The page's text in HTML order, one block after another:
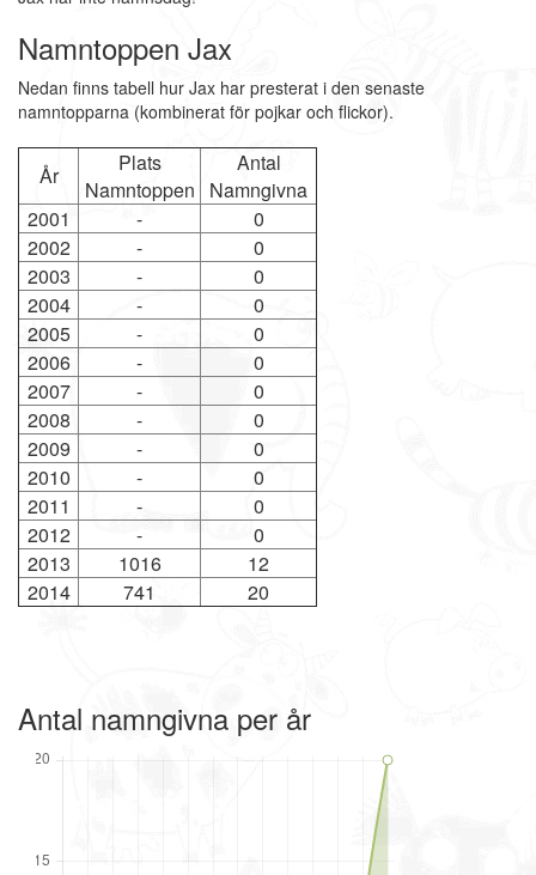
Namntoppen Jax
Nedan finns tabell hur Jax har presterat i den senaste
namntopparna (kombinerat för pojkar och flickor).
År
Plats
Namntoppen
Antal
Namngivna
2001
-
0
2002
-
0
2003
-
0
2004
-
0
2005
-
0
2006
-
0
2007
-
0
2008
-
0
2009
-
0
2010
-
0
2011
-
0
2012
-
0
2013
1016
12
2014
741 20
Antal namngivna per år